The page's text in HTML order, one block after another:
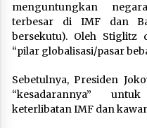
menguntungkan
terbesar di IMF dan
bersekutu). Oleh Stiglitz
“pilar globalisasi/pasar
Sebetulnya, Presiden
“kesadarannya”
keterlibatan IMF dan